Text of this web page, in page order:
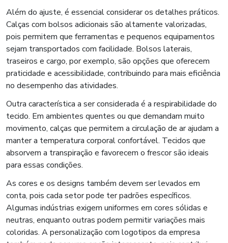
Além do ajuste, é essencial considerar os detalhes práticos.
Calças com bolsos adicionais são altamente valorizadas,
pois permitem que ferramentas e pequenos equipamentos
sejam transportados com facilidade. Bolsos laterais,
traseiros e cargo, por exemplo, são opções que oferecem
praticidade e acessibilidade, contribuindo para mais eficiência
no desempenho das atividades.
Outra característica a ser considerada é a respirabilidade do
tecido. Em ambientes quentes ou que demandam muito
movimento, calças que permitem a circulação de ar ajudam a
manter a temperatura corporal confortável. Tecidos que
absorvem a transpiração e favorecem o frescor são ideais
para essas condições.
As cores e os designs também devem ser levados em
conta, pois cada setor pode ter padrões específicos.
Algumas indústrias exigem uniformes em cores sólidas e
neutras, enquanto outras podem permitir variações mais
coloridas. A personalização com logotipos da empresa